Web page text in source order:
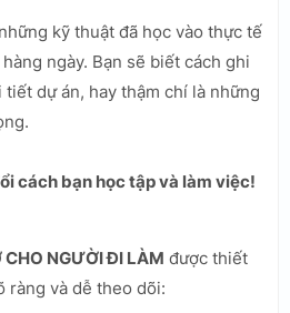
kỹ thuật đã học vào thực tế
ngày. Bạn sẽ biết cách ghi
dự án, hay thậm chí là những
cách bạn học tập và làm việc!
CHO NGƯỜI ĐI LÀM được thiết
ràng và dễ theo dõi: